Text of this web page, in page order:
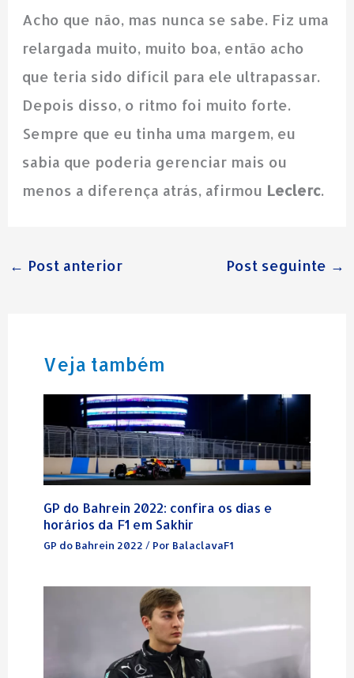
Acho que não, mas nunca se sabe. Fiz uma
relargada muito, muito boa, então acho
que teria sido difícil para ele ultrapassar.
Depois disso, o ritmo foi muito forte.
Sempre que eu tinha uma margem, eu
sabia que poderia gerenciar mais ou
menos a diferença atrás, afirmou Leclerc.
← Post anterior Post seguinte →
Veja também
GP do Bahrein 2022: confira os dias e
horários da F1 em Sakhir
GP do Bahrein 2022 / Por BalaclavaF1